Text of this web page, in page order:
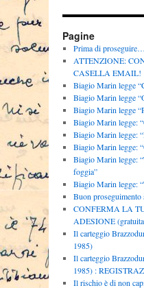
Pagine
Prima di
ATTENZIONE:
CASELLA EMAIL!
Biagio Marin legge
Biagio Marin legge
Biagio Marin legge
Biagio Marin legge:
Biagio Marin legge:
Biagio Marin legge:
Biagio Marin legge:
foggia”
Biagio Marin legge:
Buon
CONFERMA LA
ADESIONE
Il carteggio
1985)
Il carteggio
1985) :
Il rischio è di non